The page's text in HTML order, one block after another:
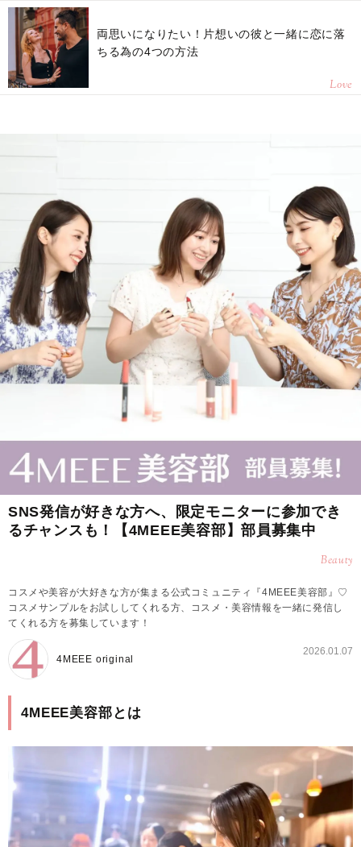
両思いになりたい！片想いの彼と一緒に恋に落
ちる為の4つの方法
Love
SNS発信が好きな方へ、限定モニターに参加でき
るチャンスも！【4MEEE美容部】部員募集中
Beauty
コスメや美容が大好きな方が集まる公式コミュニティ『4MEEE美容部』♡
コスメサンプルをお試ししてくれる方、コスメ・美容情報を一緒に発信し
てくれる方を募集しています！
4MEEE original
2026.01.07
4MEEE美容部とは